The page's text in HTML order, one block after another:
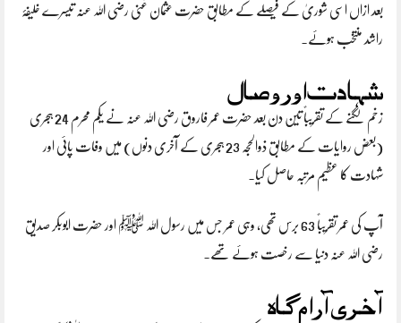
بعد ازاں اسی شوریٰ کے فیصلے کے مطابق حضرت عثمان غنی رضی اللہ عنہ تیسرے خلیفۂ
راشد منتخب ہوئے۔
شہادت اور وصال
زخم لگنے کے تقریباً تین دن بعد حضرت عمر فاروق رضی اللہ عنہ نے یکم محرم 24 ہجری
(بعض روایات کے مطابق ذوالحجہ 23 ہجری کے آخری دنوں) میں وفات پائی اور
شہادت کا عظیم مرتبہ حاصل کیا۔
آپ کی عمر تقریباً 63 برس تھی، وہی عمر جس میں رسول اللہ ﷺ اور حضرت ابوبکر صدیق
رضی اللہ عنہ دنیا سے رخصت ہوئے تھے۔
آخری آرام گاہ